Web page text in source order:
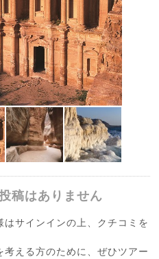
稿はありません
サインインの上、クチコミを
える方のために、ぜひツアー